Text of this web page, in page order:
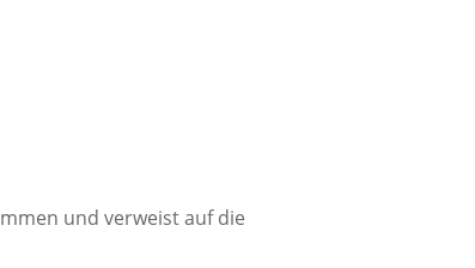
und verweist auf die